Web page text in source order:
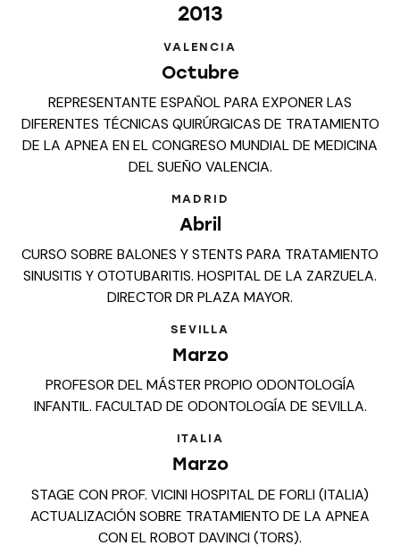
2013
VALENCIA
Octubre
REPRESENTANTE ESPAÑOL PARA EXPONER LAS
DIFERENTES TÉCNICAS QUIRÚRGICAS DE TRATAMIENTO
DE LA APNEA EN EL CONGRESO MUNDIAL DE MEDICINA
DEL SUEÑO VALENCIA.
MADRID
Abril
CURSO SOBRE BALONES Y STENTS PARA TRATAMIENTO
SINUSITIS Y OTOTUBARITIS. HOSPITAL DE LA ZARZUELA.
DIRECTOR DR PLAZA MAYOR.
SEVILLA
Marzo
PROFESOR DEL MÁSTER PROPIO ODONTOLOGÍA
INFANTIL. FACULTAD DE ODONTOLOGÍA DE SEVILLA.
ITALIA
Marzo
STAGE CON PROF. VICINI HOSPITAL DE FORLI (ITALIA)
ACTUALIZACIÓN SOBRE TRATAMIENTO DE LA APNEA
CON EL ROBOT DAVINCI (TORS).